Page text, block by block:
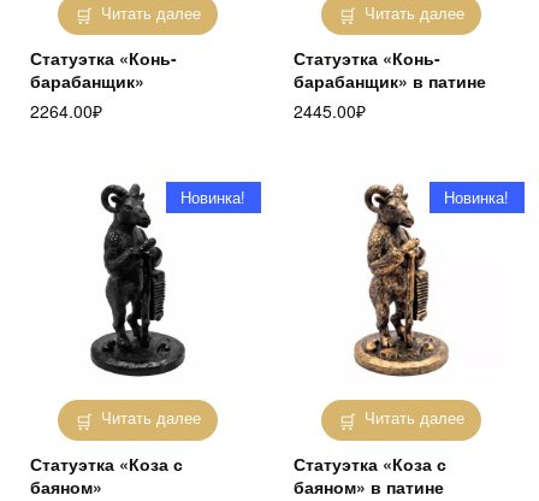
Читать далее
Статуэтка «Конь-
барабанщик»
2264.00₽
Читать далее
Статуэтка «Конь-
барабанщик» в патине
2445.00₽
Читать далее
Новинка!
Статуэтка «Коза с
баяном»
Читать далее
Новинка!
Статуэтка «Коза с
баяном» в патине